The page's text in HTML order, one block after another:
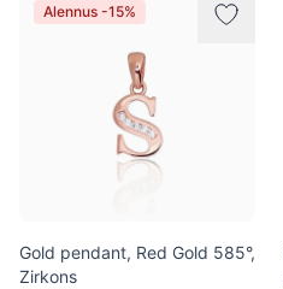
Alennus -15%
Gold pendant, Red Gold 585°,
Zirkons